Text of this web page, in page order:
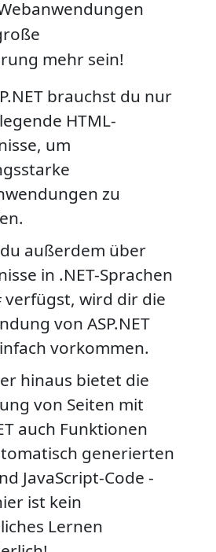
mehr sein!
brauchst du nur
HTML-
um
zu
außerdem über
in .NET-Sprachen
verfügst, wird dir die
von ASP.NET
vorkommen.
hinaus bietet die
von Seiten mit
auch Funktionen
generierten
JavaScript-Code -
ist kein
Lernen